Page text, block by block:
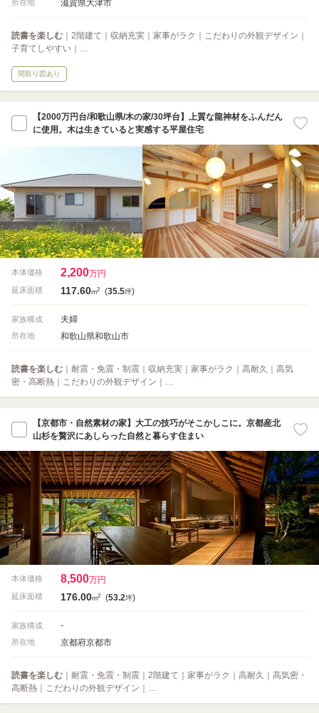
所在地 滋賀県大津市
読書を楽しむ ｜2階建て｜収納充実｜家事がラク｜こだわりの外観デザイン｜
子育てしやすい｜…
間取り図あり
【2000万円台/和歌山県/木の家/30坪台】上質な龍神材をふんだん
に使用。木は生きていると実感する平屋住宅
本体価格 2,200万円
延床面積 117.60m2 (35.5坪)
家族構成 夫婦
所在地 和歌山県和歌山市
読書を楽しむ ｜耐震・免震・制震｜収納充実｜家事がラク｜高耐久｜高気
密・高断熱｜こだわりの外観デザイン｜…
【京都市・自然素材の家】大工の技巧がそこかしこに。京都産北
山杉を贅沢にあしらった自然と暮らす住まい
本体価格 8,500万円
延床面積 176.00m2 (53.2坪)
家族構成 -
所在地 京都府京都市
読書を楽しむ ｜耐震・免震・制震｜2階建て｜家事がラク｜高耐久｜高気密・
高断熱｜こだわりの外観デザイン｜…